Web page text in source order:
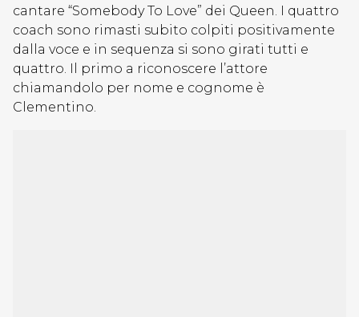
cantare “Somebody To Love” dei Queen. I quattro
coach sono rimasti subito colpiti positivamente
dalla voce e in sequenza si sono girati tutti e
quattro. Il primo a riconoscere l’attore
chiamandolo per nome e cognome è
Clementino.